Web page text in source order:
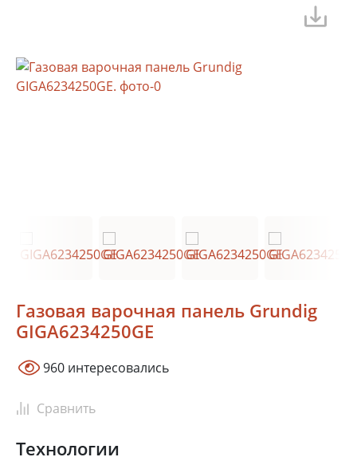
Газовая варочная панель Grundig
GIGA6234250GE
960 интересовались
Сравнить
Технологии
Екатеринбург
Красноярск
В зависимости от выбранного местоположения мы сможем